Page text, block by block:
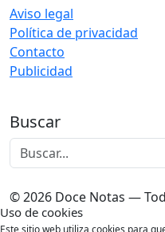
Aviso legal
Política de privacidad
Contacto
Publicidad
Buscar
© 2026 Doce Notas —
Uso de cookies